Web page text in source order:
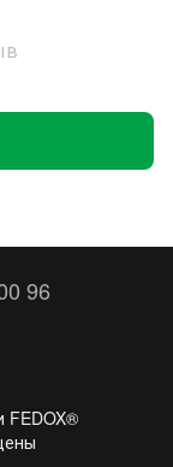
96
FEDOX®